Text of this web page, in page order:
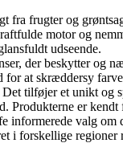
fra frugter og
motor og
udseende.
der beskytter og
at skræddersy
tilføjer et unikt og
er kendt
informerede valg om
i forskellige regioner